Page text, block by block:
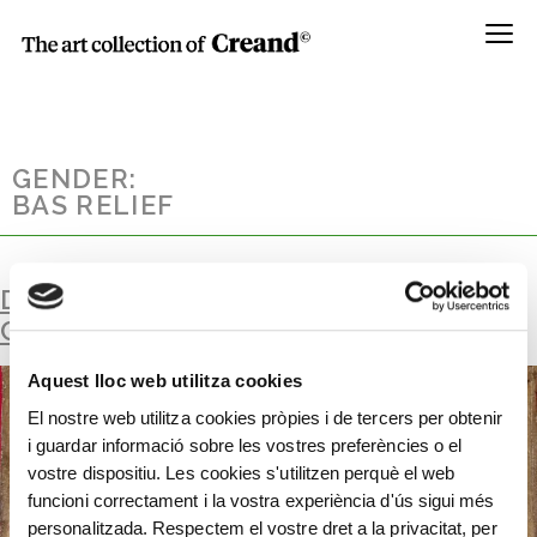
Aquest lloc web utilitza cookies
El nostre web utilitza cookies pròpies i de tercers per obtenir
i guardar informació sobre les vostres preferències o el
vostre dispositiu. Les cookies s'utilitzen perquè el web
funcioni correctament i la vostra experiència d'ús sigui més
personalitzada. Respectem el vostre dret a la privacitat, per
Menú
GENDER:
BAS RELIEF
DOCTOR ALBERICH CASAS VISITING A
CHOLERA PATIENT